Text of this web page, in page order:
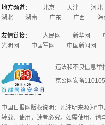
地方频道： 北京 天津 河北
湖北
湖南 广东 广西 海
友情链接： 人民网 新华网
光明网
中国军网 中国新闻网
违法和不良信息举
京公网安备
中国日报网版权说明：凡注明来源为“
转载、使用，违者必究。如需使用，请